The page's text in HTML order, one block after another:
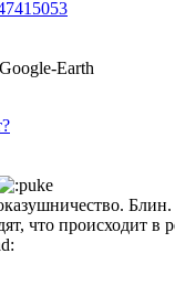
Earth
что происходит в